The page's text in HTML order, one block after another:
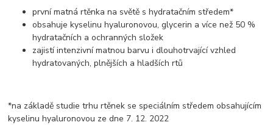
první matná rtěnka na světě s hydratačním středem*
obsahuje kyselinu hyaluronovou, glycerin a více než 50 %
hydratačních a ochranných složek
zajistí intenzivní matnou barvu i dlouhotrvající vzhled
hydratovaných, plnějších a hladších rtů
*na základě studie trhu rtěnek se speciálním středem obsahujícím
kyselinu hyaluronovou ze dne 7. 12. 2022